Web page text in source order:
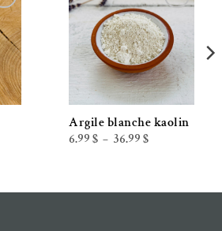
Ajouter à la liste de souhaits
Argile blanche kaolin
6.99 $ – 36.99 $Plage